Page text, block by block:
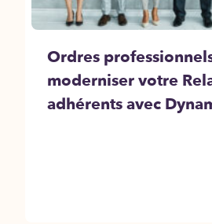
Ordres
moderniser votre
adhérents avec